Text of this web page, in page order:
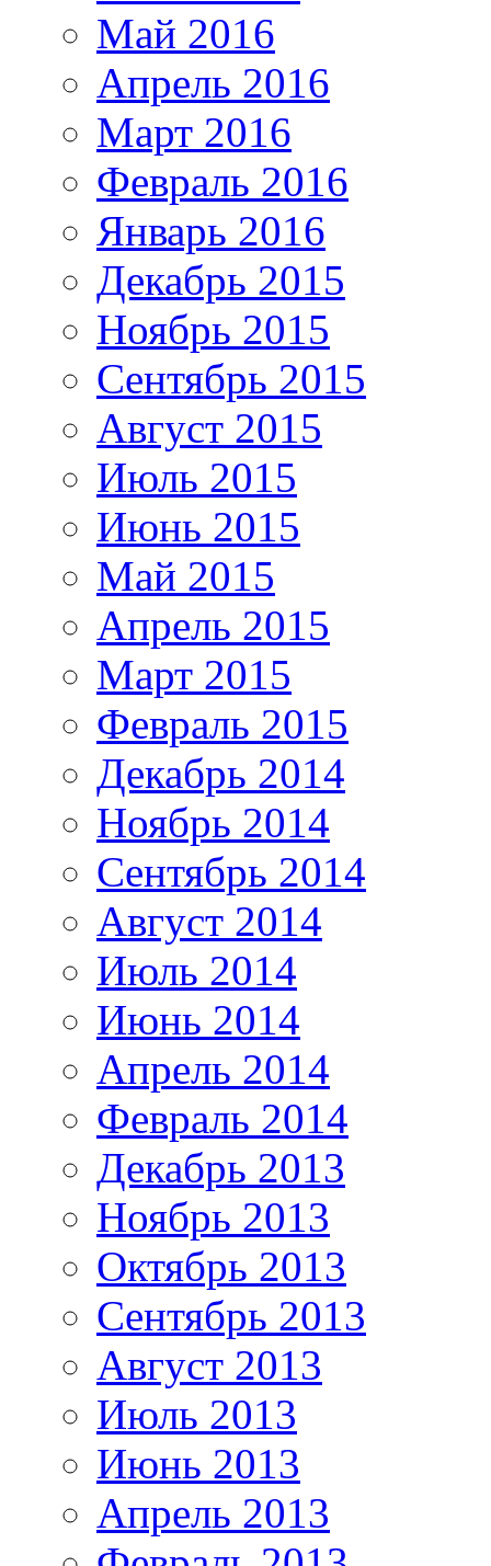
Май 2016
Апрель 2016
Март 2016
Февраль 2016
Январь 2016
Декабрь 2015
Ноябрь 2015
Сентябрь 2015
Август 2015
Июль 2015
Июнь 2015
Май 2015
Апрель 2015
Март 2015
Февраль 2015
Декабрь 2014
Ноябрь 2014
Сентябрь 2014
Август 2014
Июль 2014
Июнь 2014
Апрель 2014
Февраль 2014
Декабрь 2013
Ноябрь 2013
Октябрь 2013
Сентябрь 2013
Август 2013
Июль 2013
Июнь 2013
Апрель 2013